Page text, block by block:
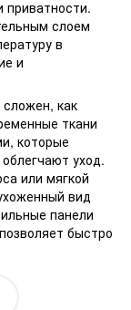
слоем
в
и
как
ткани
которые
уход.
или мягкой
вид
панели
быстро